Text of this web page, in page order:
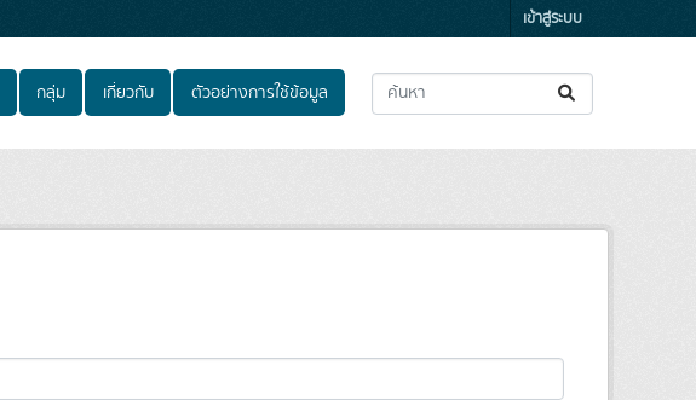
เข้าสู่ระบบ
กลุ่ม เกี่ยวกับ ตัวอย่างการใช้ข้อมูล